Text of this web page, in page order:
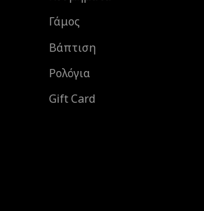
Γάμος
Βάπτιση
Ρολόγια
Gift Card